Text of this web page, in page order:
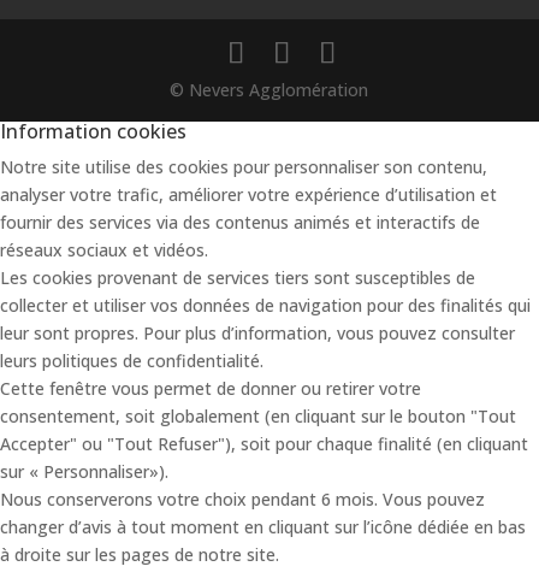
© Nevers Agglomération
Information cookies
Notre site utilise des cookies pour personnaliser son contenu,
analyser votre trafic, améliorer votre expérience d’utilisation et
fournir des services via des contenus animés et interactifs de
réseaux sociaux et vidéos.
Les cookies provenant de services tiers sont susceptibles de
collecter et utiliser vos données de navigation pour des finalités qui
leur sont propres. Pour plus d’information, vous pouvez consulter
leurs politiques de confidentialité.
Cette fenêtre vous permet de donner ou retirer votre
consentement, soit globalement (en cliquant sur le bouton "Tout
Accepter" ou "Tout Refuser"), soit pour chaque finalité (en cliquant
sur « Personnaliser»).
Nous conserverons votre choix pendant 6 mois. Vous pouvez
changer d’avis à tout moment en cliquant sur l’icône dédiée en bas
à droite sur les pages de notre site.